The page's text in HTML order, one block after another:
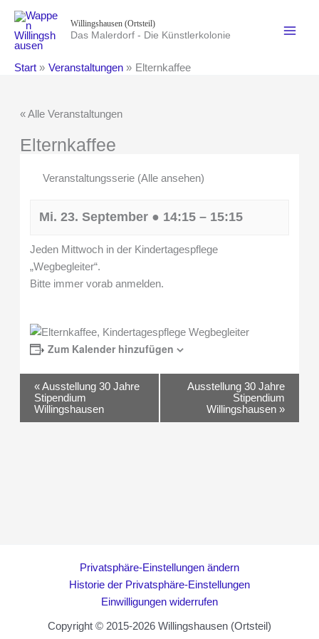
Inhalt
springen
Willingshausen (Ortsteil)
Das Malerdorf - Die Künstlerkolonie
Start Veranstaltungen Elternkaffee
« Alle Veranstaltungen
Elternkaffee
Veranstaltungsserie (Alle ansehen)
Mi. 23. September ● 14:15– 15:15
Jeden Mittwoch in der Kindertagespflege
„Wegbegleiter“.
Bitte immer vorab anmelden.
Zum Kalender hinzufügen
Veranstaltung-
Navigation
«Ausstellung 30 Jahre
Stipendium
Willingshausen
Ausstellung 30 Jahre
Stipendium
Willingshausen»
Privatsphäre-Einstellungen ändern
Historie der Privatsphäre-Einstellungen
Einwilligungen widerrufen
Copyright © 2015-2026 Willingshausen (Ortsteil)